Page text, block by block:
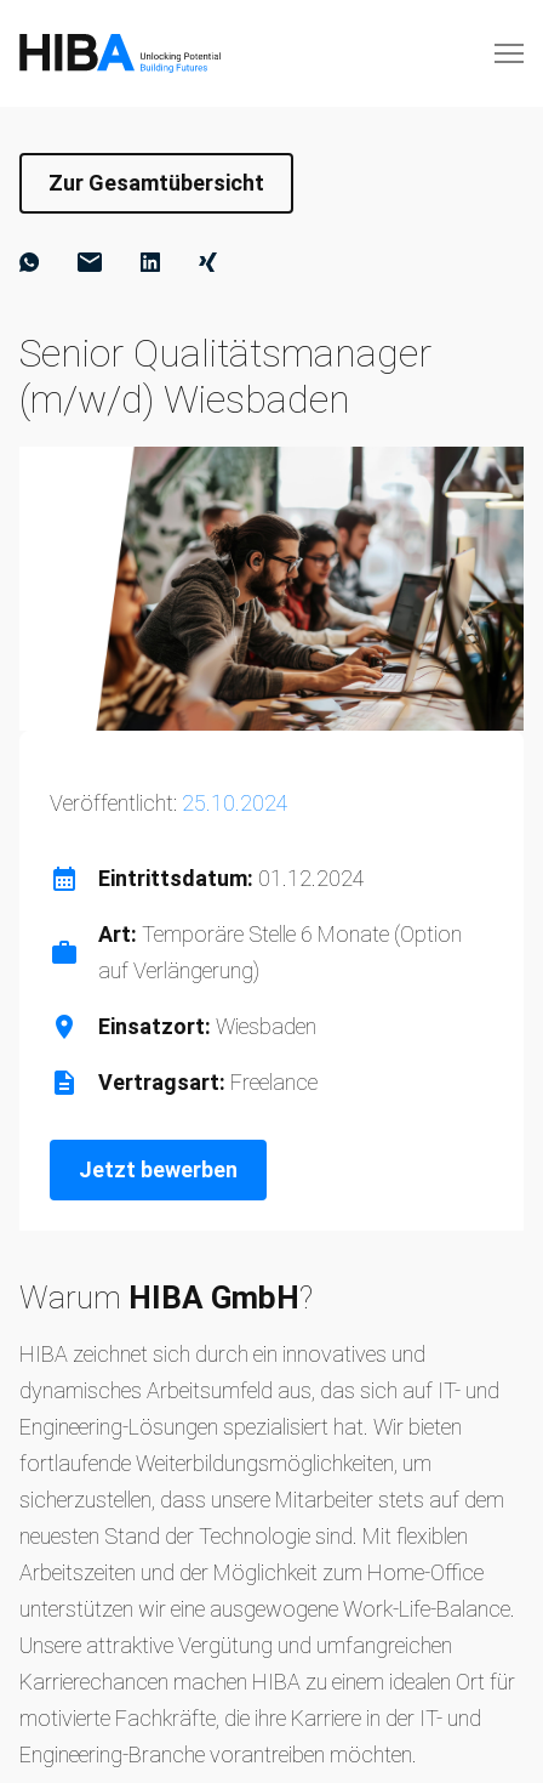
Zur Gesamtübersicht
Senior Qualitätsmanager
(m/w/d) Wiesbaden⁠
Veröffentlicht: 25.10.2024
Eintrittsdatum: 01.12.2024
Art: Temporäre Stelle 6 Monate (Option
auf Verlängerung)
Einsatzort: Wiesbaden⁠
Vertragsart: Freelance
Jetzt bewerben
Warum HIBA GmbH?
HIBA zeichnet sich durch ein innovatives und
dynamisches Arbeitsumfeld aus, das sich auf IT- und
Engineering-Lösungen spezialisiert hat. Wir bieten
fortlaufende Weiterbildungsmöglichkeiten, um
sicherzustellen, dass unsere Mitarbeiter stets auf dem
neuesten Stand der Technologie sind. Mit flexiblen
Arbeitszeiten und der Möglichkeit zum Home-Office
unterstützen wir eine ausgewogene Work-Life-Balance.
Unsere attraktive Vergütung und umfangreichen
Karrierechancen machen HIBA zu einem idealen Ort für
motivierte Fachkräfte, die ihre Karriere in der IT- und
Engineering-Branche vorantreiben möchten.